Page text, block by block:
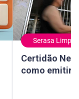
do banco? Entenda
Serasa Limpa
Certidão
como emitir
Certidão